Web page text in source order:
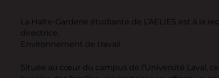
La Halte-Garderie étudiante de L’AELIES est à la
directrice.
Environnement de travail
Située au cœur du campus de l’Université Laval,